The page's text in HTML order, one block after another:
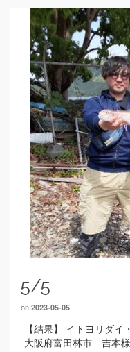
5/5
on 2023-05-05
【結果】 イトヨリダ
大阪府富田林市 吉本